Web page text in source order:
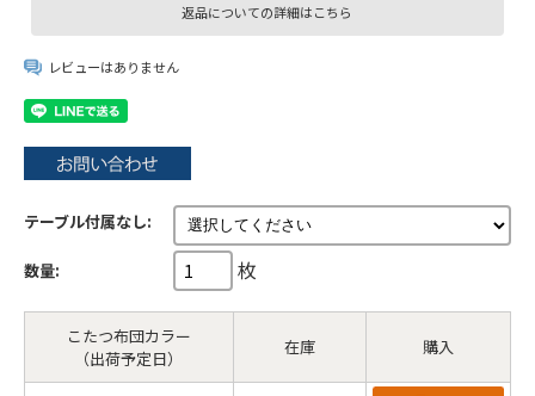
返品についての詳細はこちら
レビューはありません
テーブル付属なし:
数量: 枚
こたつ布団カラー
（出荷予定日）
在庫 購入